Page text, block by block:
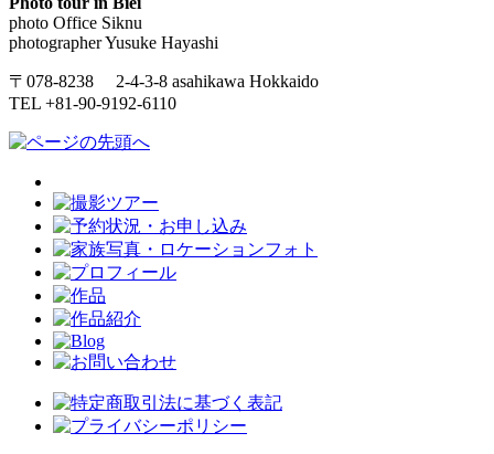
photo Office Siknu
photographer Yusuke Hayashi
〒078-8238 2-4-3-8 asahikawa Hokkaido
TEL +81-90-9192-6110